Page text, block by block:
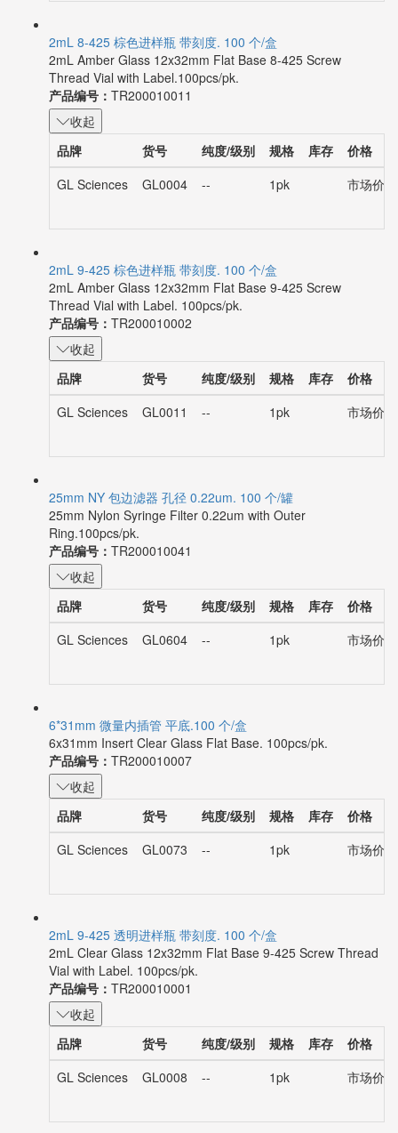
2mL 8-425 棕色进样瓶 带刻度. 100 个/盒
2mL Amber Glass 12x32mm Flat Base 8-425 Screw
Thread Vial with Label.100pcs/pk.
产品编号： TR200010011
收起
品牌
货号 纯度/级别 规格 库存
价格
GL Sciences
GL0004 -- 1pk 市场价
2mL 9-425 棕色进样瓶 带刻度. 100 个/盒
2mL Amber Glass 12x32mm Flat Base 9-425 Screw
Thread Vial with Label. 100pcs/pk.
产品编号： TR200010002
收起
品牌
货号 纯度/级别 规格 库存
价格
GL Sciences
GL0011 -- 1pk 市场价
25mm NY 包边滤器 孔径 0.22um. 100 个/罐
25mm Nylon Syringe Filter 0.22um with Outer
Ring.100pcs/pk.
产品编号： TR200010041
收起
品牌
货号 纯度/级别 规格 库存
价格
GL Sciences
GL0604 -- 1pk 市场价
6*31mm 微量内插管 平底.100 个/盒
6x31mm Insert Clear Glass Flat Base. 100pcs/pk.
产品编号： TR200010007
收起
品牌
货号 纯度/级别 规格 库存
价格
GL Sciences
GL0073 -- 1pk 市场价
2mL 9-425 透明进样瓶 带刻度. 100 个/盒
2mL Clear Glass 12x32mm Flat Base 9-425 Screw Thread
Vial with Label. 100pcs/pk.
产品编号： TR200010001
收起
品牌
货号 纯度/级别 规格 库存
价格
GL Sciences
GL0008 -- 1pk 市场价